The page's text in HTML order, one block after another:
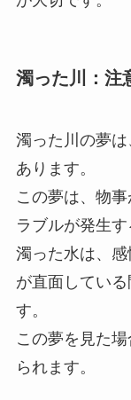
濁った川：注
濁った川の夢
あります。
この夢は、物
ラブルが発生す
濁った水は、
が直面してい
す。
この夢を見た
られます。